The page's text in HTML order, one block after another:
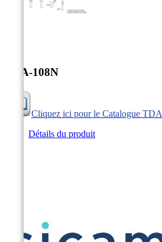
TDA-108N
Cliquez ici pour le Catalogue TDA
Détails du produit